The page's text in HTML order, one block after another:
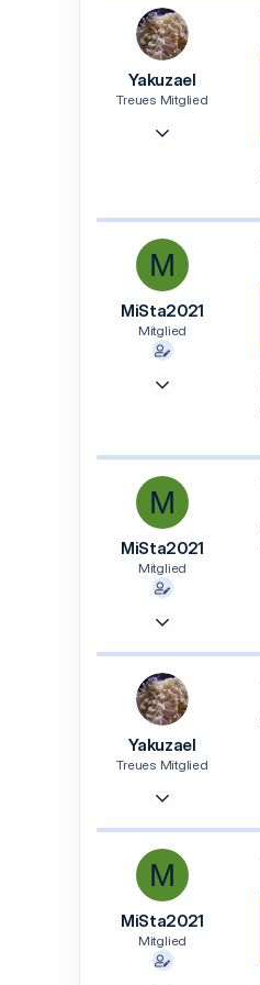
Yakuzael
Treues Mitglied
Zwickau
M
MiSta2021
Mitglied
1
M
MiSta2021
Mitglied
Yakuzael
Treues Mitglied
Zwickau
M
MiSta2021
Mitglied